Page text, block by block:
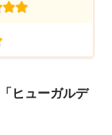
「ヒューガルデ